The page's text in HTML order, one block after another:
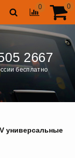
0 0
2667
бесплатно
универсальные